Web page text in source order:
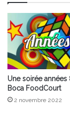
Une soirée
Boca FoodCourt
2 novembre 2022